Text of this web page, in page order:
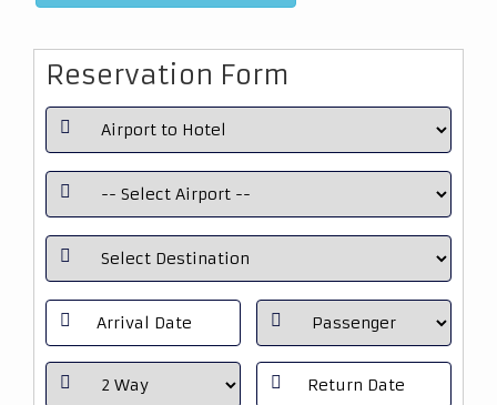
Reservation Form